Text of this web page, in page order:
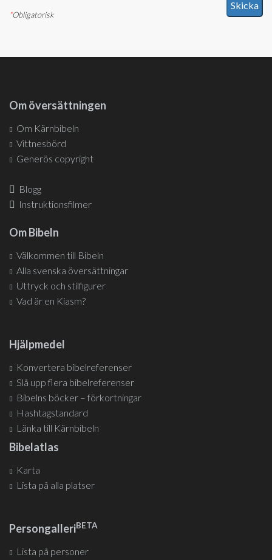
*Obligatorisk
Om översättningen
Om Kärnbibeln
Vittnesbörd
Generös copyright
Blogg
Instruktionsfilmer
Om Bibeln
Välkommen till Bibeln
Alla svenska översättningar
Uttryck och stilfigurer
Vad är en Kiasm?
Hjälpmedel
Konvertera bibelreferenser
Slå upp flera bibelreferenser
Bibelns böcker – förkortningar
Hashtagstandard
Länka till Kärnbibeln
Bibelatlas
Karta
Lista på alla platser
PersongalleriBETA
Lista på personer